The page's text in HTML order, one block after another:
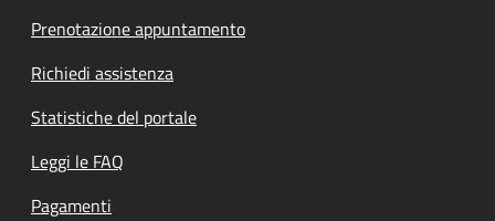
Prenotazione appuntamento
Richiedi assistenza
Statistiche del portale
Leggi le FAQ
Pagamenti